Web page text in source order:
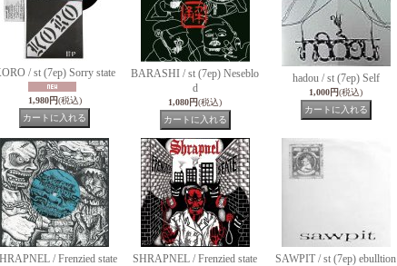
/ st (7ep) Sorry state
1,980円(税込)
BARASHI / st (7ep) Neseblo
d
1,080円(税込)
hadou / st (7ep) Self
1,000円(税込)
/ Frenzied state
SHRAPNEL / Frenzied state
SAWPIT / st (7ep) ebulltion